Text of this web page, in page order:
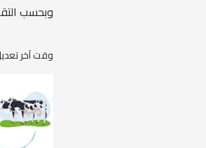
وبحسب
وقت آخر تعديل: 2026-05-20